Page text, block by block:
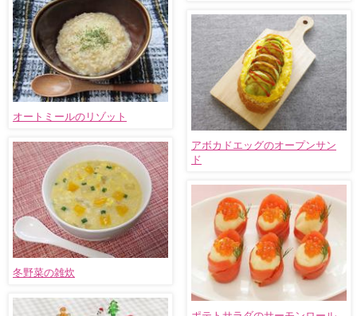
オートミールのリゾット
アボカドエッグのオープンサン
ド
冬野菜の雑炊